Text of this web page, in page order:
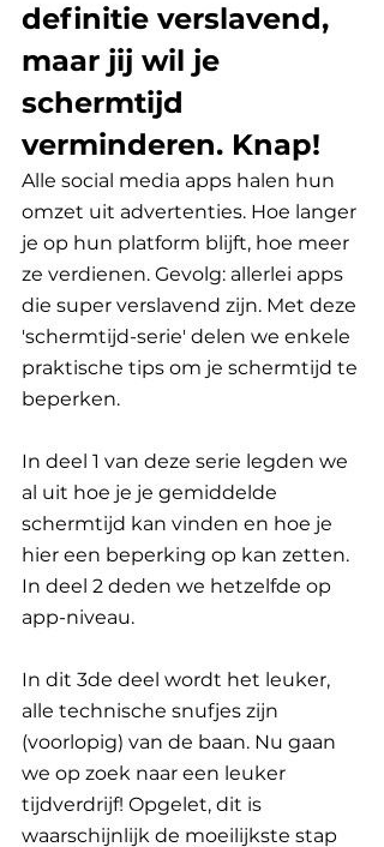
definitie verslavend,
maar jij wil je
schermtijd
verminderen. Knap!
Alle social media apps halen hun
omzet uit advertenties. Hoe langer
je op hun platform blijft, hoe meer
ze verdienen. Gevolg: allerlei apps
die super verslavend zijn. Met deze
'schermtijd-serie' delen we enkele
praktische tips om je schermtijd te
beperken.
In deel 1 van deze serie legden we
al uit hoe je je gemiddelde
schermtijd kan vinden en hoe je
hier een beperking op kan zetten.
In deel 2 deden we hetzelfde op
app-niveau.
In dit 3de deel wordt het leuker,
alle technische snufjes zijn
(voorlopig) van de baan. Nu gaan
we op zoek naar een leuker
tijdverdrijf! Opgelet, dit is
waarschijnlijk de moeilijkste stap